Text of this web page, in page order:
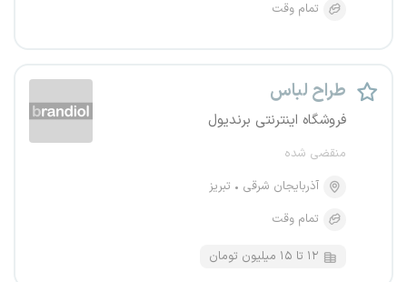
تمام وقت
طراح لباس
فروشگاه اینترنتی برندیول
منقضی شده
آذربایجان شرقی
تبریز
تمام وقت
۱۲ تا ۱۵ میلیون تومان